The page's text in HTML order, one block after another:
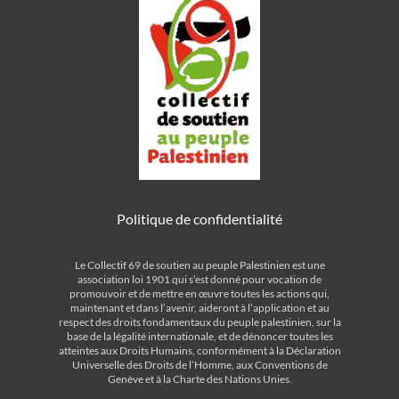
Politique de confidentialité
Le Collectif 69 de soutien au peuple Palestinien est une
association loi 1901 qui s’est donné pour vocation de
promouvoir et de mettre en œuvre toutes les actions qui,
maintenant et dans l’avenir, aideront à l’application et au
respect des droits fondamentaux du peuple palestinien, sur la
base de la légalité internationale, et de dénoncer toutes les
atteintes aux Droits Humains, conformément à la Déclaration
Universelle des Droits de l’Homme, aux Conventions de
Genève et à la Charte des Nations Unies.